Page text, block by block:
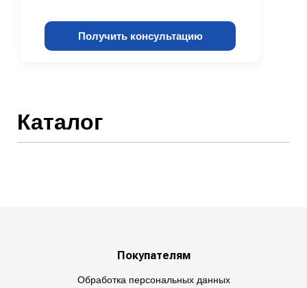
Получить консультацию
Каталог
Покупателям
Обработка персональных данных